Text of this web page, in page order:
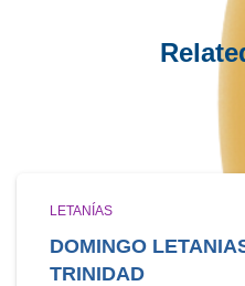
LETANÍAS
DOMINGO
TRINIDAD